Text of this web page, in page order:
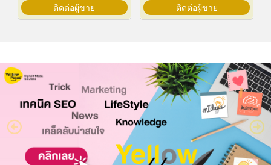
ติดต่อผู้ขาย ติดต่อผู้ขาย